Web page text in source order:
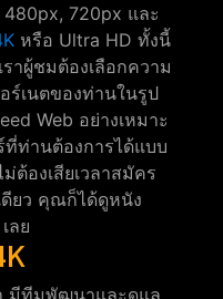
720px และ
หรือ Ultra HD ทั้งนี้
าผู้ชมต้องเลือกความ
ร์เนตของท่านในรูป
Web อย่างเหมาะ
ท่านต้องการได้แบบ
ต้องเสียเวลาสมัคร
ดียว คุณก็ได้ดูหนัง
ลย
มีทีมพัฒนาและดูแล